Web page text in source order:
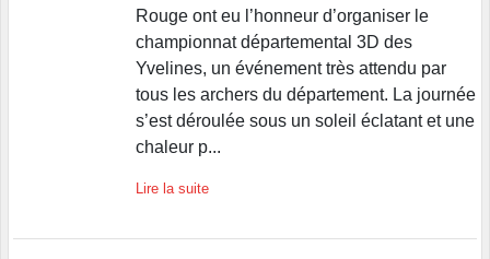
Rouge ont eu l’honneur d’organiser le
championnat départemental 3D des
Yvelines, un événement très attendu par
tous les archers du département. La journée
s’est déroulée sous un soleil éclatant et une
chaleur p...
Lire la suite